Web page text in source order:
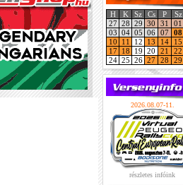
H K Sz Cs P Sz
27 28 29 30 31 01
03 04 05 06 07 08
10
11 12 13 14 15
17
18 19 20 21 22
24 25 26 27 28 29
2026.08.07-11.
részletes infóink